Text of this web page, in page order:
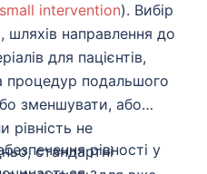
intervention). Вибір
направлення до
для пацієнтів,
процедур подальшого
зменшувати, або
рівність не
стандартнірівності у